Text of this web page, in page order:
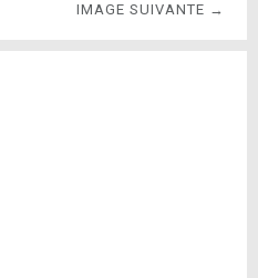
IMAGE SUIVANTE →